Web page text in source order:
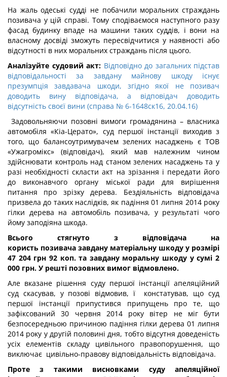
На жаль одеські судді не побачили моральних страждань
позивача у цій справі. Тому сподіваємося наступного разу
фасад будинку впаде на машини таких суддів, і вони на
власному досвіді зможуть пересвідчитися у наявності або
відсутності в них моральних страждань після цього.
Аналізуйте судовий акт: Відповідно до загальних підстав
відповідальності за завдану майнову шкоду існує
презумпція завдавача шкоди, згідно якої не позивач
доводить вину відповідача, а відповідач доводить
відсутність своєї вини (справа № 6-1648ск16, 20.04.16)
Задовольняючи позовні вимоги громадянина – власника
автомобіля «Кіа-Церато», суд першої інстанції виходив з
того, що балансоутримувачем зелених насаджень є ТОВ
«Ужагромікс» (відповідач), який мав належним чином
здійснювати контроль над станом зелених насаджень та у
разі необхідності скласти акт на зрізання і передати його
до виконавчого органу міської ради для вирішення
питання про зрізку дерева. Бездіяльність відповідача
призвела до таких наслідків, як падіння 01 липня 2014 року
гілки дерева на автомобіль позивача, у результаті чого
йому заподіяна шкода.
Всього стягнуто з відповідача на
користь позивача завдану матеріальну шкоду у розмірі
47 204 грн 92 коп. та завдану моральну шкоду у сумі 2
000 грн. У решті позовних вимог відмовлено.
Але вказане рішення суду першої інстанції апеляційний
суд скасував, у позові відмовив, ї констатував, що суд
першої інстанції припустився припущень про те, що
зафіксований 30 червня 2014 року вітер не міг бути
безпосередньою причиною падіння гілки дерева 01 липня
2014 року у другій половині дня, тобто відсутня доведеність
усіх елементів складу цивільного правопорушення, що
виключає цивільно-правову відповідальність відповідача.
Проте з такими висновками суду апеляційної